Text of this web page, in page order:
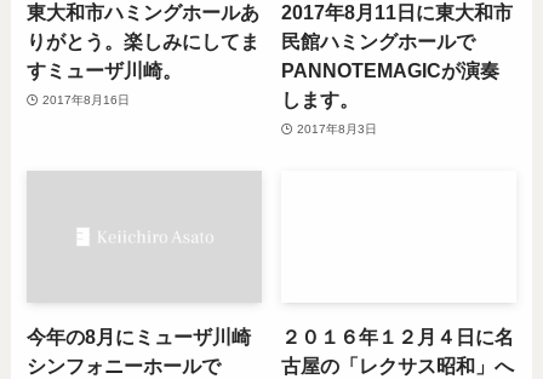
東大和市ハミングホールあ
りがとう。楽しみにしてま
すミューザ川崎。
2017年8月16日
2017年8月11日に東大和市
民館ハミングホールで
PANNOTEMAGICが演奏
します。
2017年8月3日
今年の8月にミューザ川崎
シンフォニーホールで
２０１６年１２月４日に名
古屋の「レクサス昭和」へ